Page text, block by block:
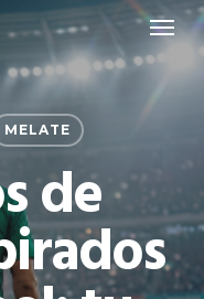
Menu
MELATE
de